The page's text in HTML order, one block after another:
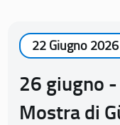
22 Giugno 2026
26 giugno
Mostra di